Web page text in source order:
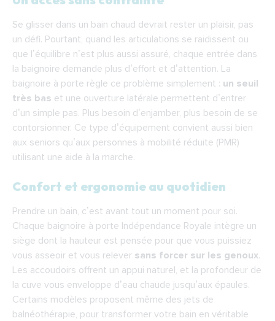
Se glisser dans un bain chaud devrait rester un plaisir, pas
un défi. Pourtant, quand les articulations se raidissent ou
que l’équilibre n’est plus aussi assuré, chaque entrée dans
la baignoire demande plus d’effort et d’attention. La
baignoire à porte règle ce problème simplement : un seuil
très bas et une ouverture latérale permettent d’entrer
d’un simple pas. Plus besoin d’enjamber, plus besoin de se
contorsionner. Ce type d’équipement convient aussi bien
aux seniors qu’aux personnes à mobilité réduite (PMR)
utilisant une aide à la marche.
Confort et ergonomie au quotidien
Prendre un bain, c’est avant tout un moment pour soi.
Chaque baignoire à porte Indépendance Royale intègre un
siège dont la hauteur est pensée pour que vous puissiez
vous asseoir et vous relever sans forcer sur les genoux.
Les accoudoirs offrent un appui naturel, et la profondeur de
la cuve vous enveloppe d’eau chaude jusqu’aux épaules.
Certains modèles proposent même des jets de
balnéothérapie, pour transformer votre bain en véritable